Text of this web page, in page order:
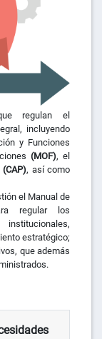
regulan el
incluyendo
y Funciones
(MOF), el
(CAP), así como
el Manual de
regular los
estratégico;
que además